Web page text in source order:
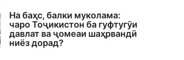
На баҳс, балки муколама:
чаро Тоҷикистон ба гуфтугӯи
давлат ва ҷомеаи шаҳрвандӣ
ниёз дорад?